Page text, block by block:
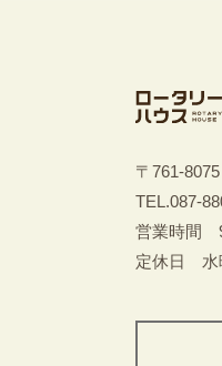
〒761-
TEL.087-
営業時間
定休日 水